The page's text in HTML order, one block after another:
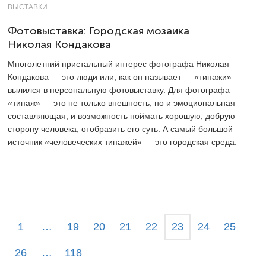
ВЫСТАВКИ
Фотовыставка: Городская мозаика
Николая Кондакова
Многолетний пристальный интерес фотографа Николая
Кондакова — это люди или, как он называет — «типажи»
вылился в персональную фотовыставку. Для фотографа
«типаж» — это не только внешность, но и эмоциональная
составляющая, и возможность поймать хорошую, добрую
сторону человека, отобразить его суть. А самый большой
источник «человеческих типажей» — это городская среда.
1 … 19 20 21 22 23 24 25
26 … 118